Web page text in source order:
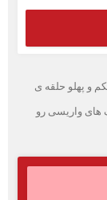
کردن شکم و پهلو حلقه ی
های واریسی رو